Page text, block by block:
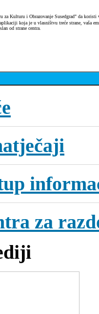
za Kulturu i Obrazovanje Susedgrad" da
koja je u vlasništvu treće strane,
od strane centra.
za